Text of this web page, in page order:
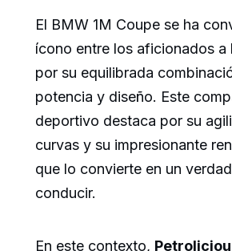
El BMW 1M Coupe se ha
ícono entre los aficionados a
por su equilibrada
potencia y diseño. Este
deportivo destaca por su
curvas y su impresionante
que lo convierte en un
conducir.
En este contexto,